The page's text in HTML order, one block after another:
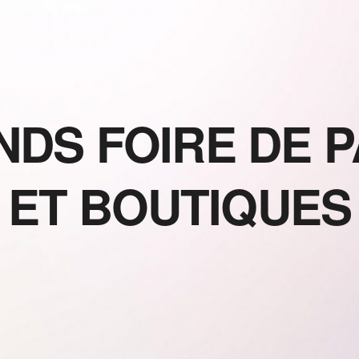
FOIRE DE
ET BOUTIQUES